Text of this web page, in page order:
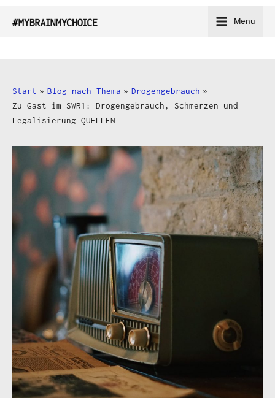
Inhalt
Menü
Start Blog nach Thema
Drogengebrauch
Zu Gast im SWR1: Drogengebrauch, Schmerzen und
Legalisierung QUELLEN